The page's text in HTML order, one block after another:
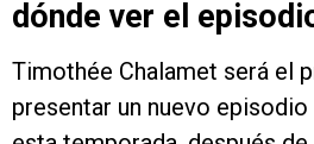
dónde ver el
Timothée Chalamet será el
presentar un nuevo